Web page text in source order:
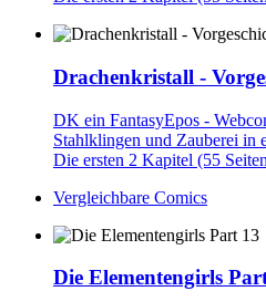
Drachenkristall -
DK ein FantasyEpos -
Stahlklingen und Zauberei in
Die ersten 2 Kapitel (55
Vergleichbare Comics
Die Elementengirls